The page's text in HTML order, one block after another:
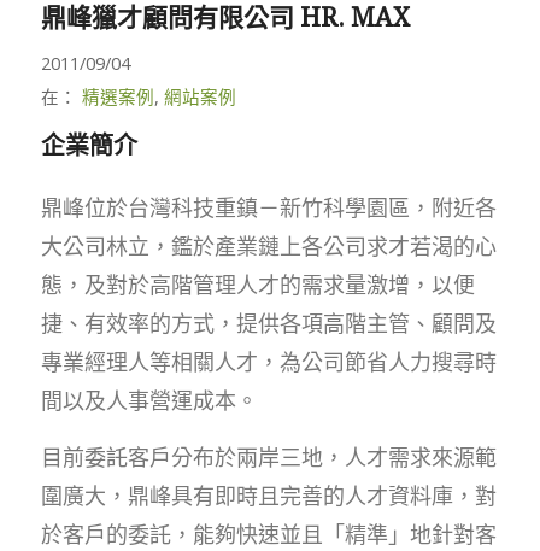
鼎峰獵才顧問有限公司 HR. MAX
2011/09/04
在： 精選案例, 網站案例
企業簡介
鼎峰位於台灣科技重鎮－新竹科學園區，附近各
大公司林立，鑑於產業鏈上各公司求才若渴的心
態，及對於高階管理人才的需求量激增，以便
捷、有效率的方式，提供各項高階主管、顧問及
專業經理人等相關人才，為公司節省人力搜尋時
間以及人事營運成本。
目前委託客戶分布於兩岸三地，人才需求來源範
圍廣大，鼎峰具有即時且完善的人才資料庫，對
於客戶的委託，能夠快速並且「精準」地針對客